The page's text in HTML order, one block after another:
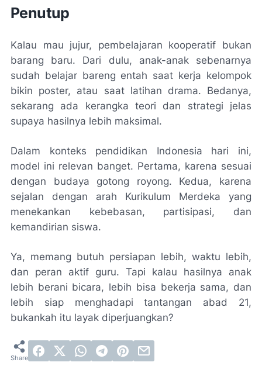
Penutup
Kalau mau jujur, pembelajaran kooperatif bukan
barang baru. Dari dulu, anak-anak sebenarnya
sudah belajar bareng entah saat kerja kelompok
bikin poster, atau saat latihan drama. Bedanya,
sekarang ada kerangka teori dan strategi jelas
supaya hasilnya lebih maksimal.
Dalam konteks pendidikan Indonesia hari ini,
model ini relevan banget. Pertama, karena sesuai
dengan budaya gotong royong. Kedua, karena
sejalan dengan arah Kurikulum Merdeka yang
menekankan kebebasan, partisipasi, dan
kemandirian siswa.
Ya, memang butuh persiapan lebih, waktu lebih,
dan peran aktif guru. Tapi kalau hasilnya anak
lebih berani bicara, lebih bisa bekerja sama, dan
lebih siap menghadapi tantangan abad 21,
bukankah itu layak diperjuangkan?